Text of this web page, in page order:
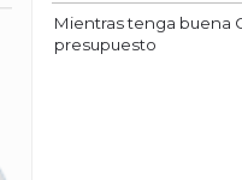
Mientras tenga buena
presupuesto